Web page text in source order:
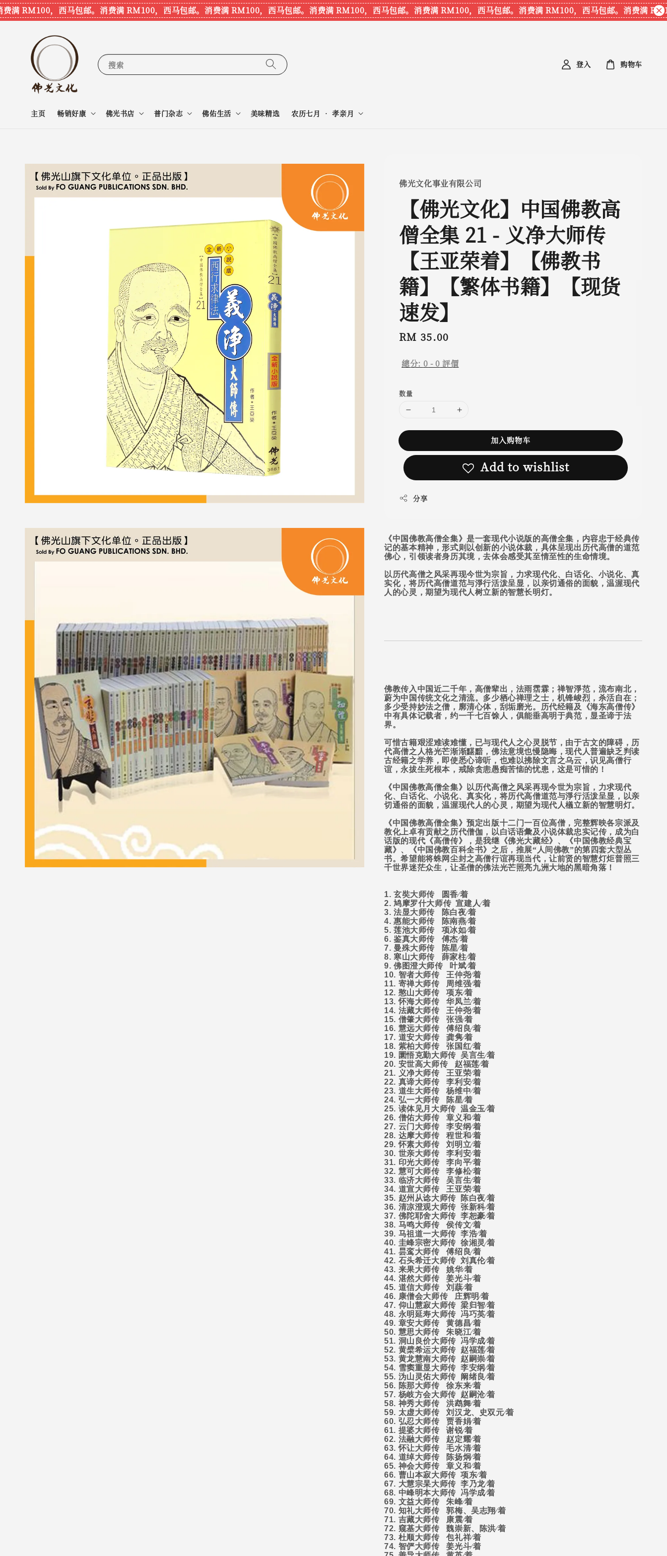
RM100，西马包邮。消费满 RM100，西马包邮。消费满 RM100，西马包邮。消费满 RM100，西马包邮。消费满 RM100，西马包邮。消费满 RM100，西马包邮。消费满 RM100
搜索
主页 畅销好康 佛光书店 普门杂志 佛佑生活 美味精选 农历七月 • 孝亲月
登入 购物车
佛光文化事业有限公司
【佛光文化】中国佛教高
僧全集 21 - 义净大师传
【王亚荣着】【佛教书
籍】【繁体书籍】【现货
速发】
Regular
RM 35.00
總分: 0 -0 評價
数量
加入购物车
Add to wishlist
分享
《中国佛教高僧全集》是一套现代小说版的高僧全集，内容忠于经典传
记的基本精神，形式则以创新的小说体裁，具体呈现出历代高僧的道范
佛心，引领读者身历其境，去体会感受其至情至性的生命情境。
以历代高僧之风采再现今世为宗旨，力求现代化、白话化、小说化、真
实化，将历代高僧道范与淨行活泼呈显，以亲切通俗的面貌，温渥现代
人的心灵，期望为现代人树立新的智慧长明灯。
佛教传入中国近二千年，高僧辈出，法雨霑霖；禅智淨范，流布南北，
蔚为中国传统文化之清流。多少栖心禅理之士，机锋峻烈，杀活自在；
多少受持妙法之僧，廓清心体，刮垢磨光。历代经籍及《海东高僧传》
中有具体记载者，约一千七百馀人，俱能垂高明于典范，显圣谛于法
界。
可惜古籍艰涩难读难懂，已与现代人之心灵脱节，由于古文的障碍，历
代高僧之人格光芒渐渐黮黯，佛法意境也慢隐晦，现代人普遍缺乏判读
古经籍之学养，即使悉心谛听，也难以拂除文言之乌云，识见高僧行
谊，永拔生死根本，戒除贪恚愚痴苦恼的忧患，这是可惜的！
《中国佛教高僧全集》以历代高僧之风采再现今世为宗旨，力求现代
化、白话化、小说化、真实化，将历代高僧道范与淨行活泼呈显，以亲
切通俗的面貌，温渥现代人的心灵，期望为现代人檥立新的智慧明灯。
《中国佛教高僧全集》预定出版十二门一百位高僧，完整辉映各宗派及
教化上卓有贡献之历代僧伽，以白话语彙及小说体裁忠实记传，成为白
话版的现代《高僧传》，是我继《佛光大藏经》、《中国佛教经典宝
藏》、《中国佛教百科全书》之后，推展“人间佛教”的第四套大型丛
书。希望能将蛛网尘封之高僧行谊再现当代，让前贤的智慧灯炬普照三
千世界迷茫众生，让圣僧的佛法光芒照亮九洲大地的黑暗角落！
1. 玄奘大师传
圆香∕着
2. 鸠摩罗什大师传 宣建人∕着
3. 法显大师传
陈白夜∕着
4. 惠能大师传
陈南燕∕着
5. 莲池大师传
项冰如∕着
6. 鉴真大师传
傅杰∕着
7. 曼殊大师传
陈星∕着
8. 寒山大师传
薛家柱∕着
9. 佛图澄大师传
叶斌∕着
10. 智者大师传
王仲尧∕着
11. 寄禅大师传
周维强∕着
12. 憨山大师传
项东∕着
13.怀海大师传
华凤兰∕着
14. 法藏大师传
王仲尧∕着
15. 僧肇大师传
张强∕着
16. 慧远大师传
傅绍良∕着
17. 道安大师传
龚隽∕着
18. 紫柏大师传
张国红∕着
19. 圜悟克勤大师传 吴言生∕着
20. 安世高大师传
赵福莲∕着
21. 义净大师传
王亚荣∕着
22. 真谛大师传
李利安∕着
23. 道生大师传
杨维中∕着
24. 弘一大师传
陈星∕着
25. 读体见月大师传 温金玉∕着
26. 僧佑大师传
章义和∕着
27. 云门大师传
李安纲∕着
28. 达摩大师传
程世和∕着
29.怀素大师传
刘明立∕着
30. 世亲大师传
李利安∕着
31. 印光大师传
李向平∕着
32. 慧可大师传
李修松∕着
33. 临济大师传
吴言生∕着
34. 道宣大师传
王亚荣∕着
35. 赵州从谂大师传
陈白夜∕着
36. 清凉澄观大师传 张新科∕着
37. 佛陀耶舍大师传 李恕豪∕着
38. 马鸣大师传
侯传文∕着
39. 马祖道一大师传 李浩∕着
40. 圭峰宗密大师传 徐湘灵∕着
41. 昙鸾大师传
傅绍良∕着
42. 石头希迁大师传 刘真伦∕着
43. 来果大师传
姚华∕着
44. 湛然大师传
姜光斗∕着
45. 道信大师传
刘蕻∕着
46. 康僧会大师传
庄辉明∕着
47. 仰山慧寂大师传 梁归智∕着
48. 永明延寿大师传
冯巧英∕着
49. 章安大师传
黄德昌∕着
50. 慧思大师传
朱晓江∕着
51. 洞山良价大师传
冯学成∕着
52. 黄檗希运大师传
赵福莲∕着
53. 黄龙慧南大师传
赵嗣崇∕着
54. 雪窦重显大师传 李安纲∕着
55. 沩山灵佑大师传
阚绪良∕着
56. 陈那大师传
徐东来∕着
57. 杨岐方会大师传
赵嗣沧∕着
58. 神秀大师传
洪鹉舞∕着
59. 太虚大师传
刘汉龙、史双元∕着
60. 弘忍大师传
贾香娟∕着
61. 提婆大师传
谢锐∕着
62. 法融大师传
赵定耀∕着
63.怀让大师传
毛水清∕着
64. 道绰大师传
陈扬炯∕着
65. 神会大师传
章义和∕着
66. 曹山本寂大师传 项东∕着
67. 大慧宗杲大师传 李乃龙∕着
68. 中峰明本大师传
冯学成∕着
69. 文益大师传
朱峰∕着
70. 知礼大师传
郭梅、吴志翔∕着
71. 吉藏大师传
康震∕着
72. 窥基大师传
魏崇新、陈洪∕着
73. 杜顺大师传
包礼祥∕着
74. 智俨大师传
姜光斗∕着